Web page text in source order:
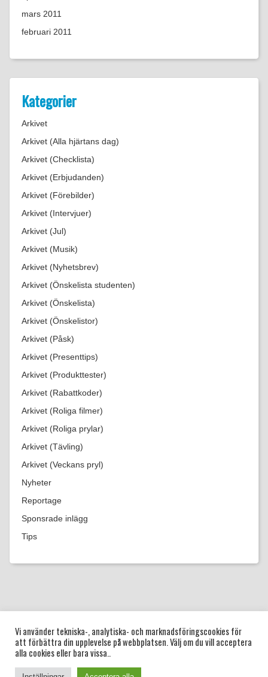
mars 2011
februari 2011
Kategorier
Arkivet
Arkivet (Alla hjärtans dag)
Arkivet (Checklista)
Arkivet (Erbjudanden)
Arkivet (Förebilder)
Arkivet (Intervjuer)
Arkivet (Jul)
Arkivet (Musik)
Arkivet (Nyhetsbrev)
Arkivet (Önskelista studenten)
Arkivet (Önskelista)
Arkivet (Önskelistor)
Arkivet (Påsk)
Arkivet (Presenttips)
Arkivet (Produkttester)
Arkivet (Rabattkoder)
Arkivet (Roliga filmer)
Arkivet (Roliga prylar)
Arkivet (Tävling)
Arkivet (Veckans pryl)
Nyheter
Reportage
Sponsrade inlägg
Tips
Startsida Blogg | Guider | Bröllop | Dop |
Frågor
och svar
AB.
Vi använder tekniska-, analytiska- och marknadsföringscookies för
att förbättra din upplevelse på webbplatsen. Välj om du vill acceptera
alla cookies eller bara vissa..